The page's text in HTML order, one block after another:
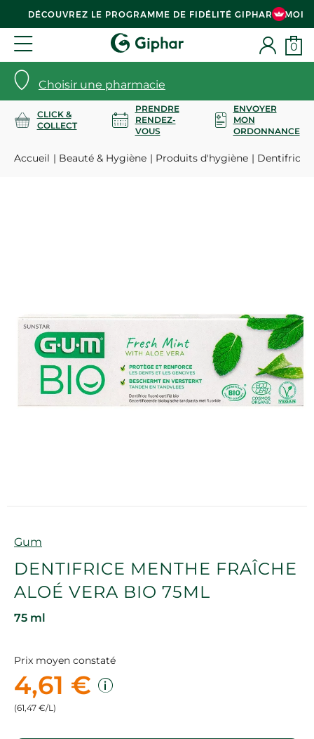
DÉCOUVREZ LE PROGRAMME DE FIDÉLITÉ GIPHAR & MOI
Choisir une pharmacie
0
CLICK &
COLLECT
PRENDRE
RENDEZ-
VOUS
ENVOYER
MON
ORDONNANCE
Accueil Beauté & Hygiène Produits d'hygiène Dentifrices
Marque
Gum
DENTIFRICE MENTHE FRAÎCHE
ALOÉ VERA BIO 75ML
75 ml
Prix moyen constaté
4,61 €
(61,47 €/L)